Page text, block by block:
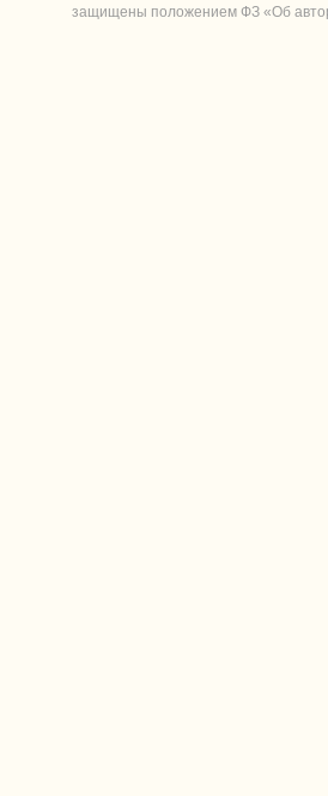
защищены положением ФЗ «Об